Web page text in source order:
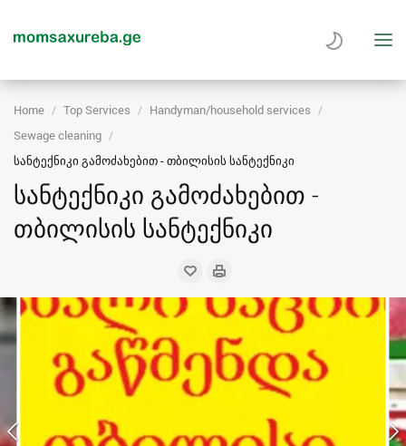
Home Top Services
Handyman/household services
Sewage cleaning
სანტექნიკი გამოძახებით - თბილისის სანტექნიკი
სანტექნიკი გამოძახებით -
თბილისის სანტექნიკი